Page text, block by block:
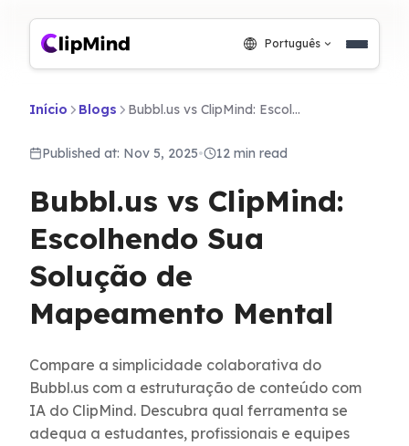
Português
Início Blogs Bubbl.us vs ClipMind: Escolhendo Sua Solução de Mapeamento Mental
Published at: Nov 5, 2025• 12 min read
Bubbl.us vs ClipMind:
Escolhendo Sua
Solução de
Mapeamento Mental
Compare a simplicidade colaborativa do
Bubbl.us com a estruturação de conteúdo com
IA do ClipMind. Descubra qual ferramenta se
adequa a estudantes, profissionais e equipes